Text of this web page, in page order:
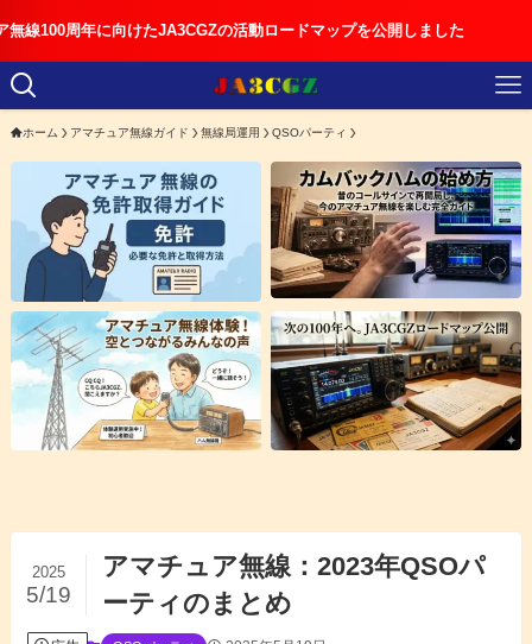
向けたJA3CGZの活動ロードマップを公開しました
ホーム アマチュア無線ガイド 無線局運用 QSOパーティ
アマチュア無線：2023年QSOパ
ーティのまとめ
2025
5/19